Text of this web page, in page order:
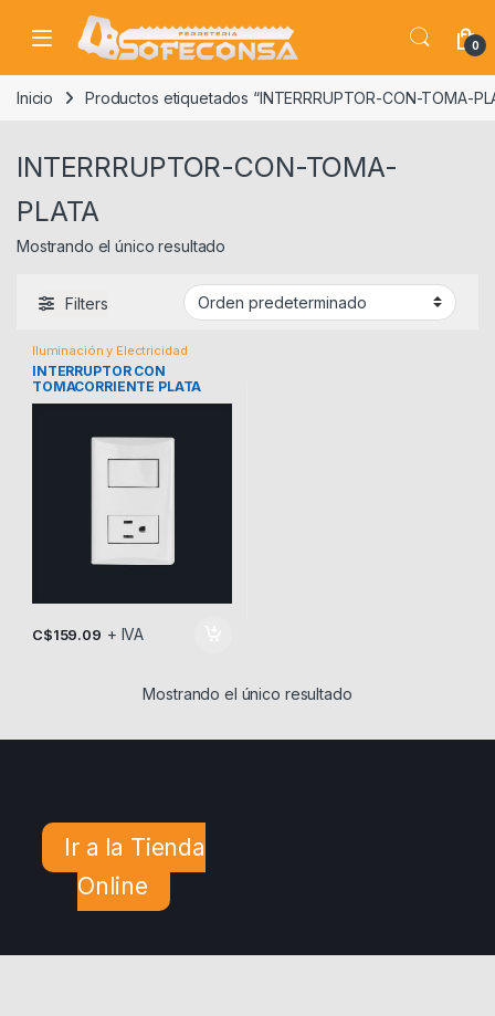
Skip to navigation
Skip to content
0
Inicio Productos etiquetados “INTERRRUPTOR-CON-TOMA-
INTERRRUPTOR-CON-TOMA-
PLATA
Mostrando el único resultado
Filters
Iluminación y Electricidad
INTERRUPTOR CON
TOMACORRIENTE PLATA
EAGLE
C$159.09 + IVA
Mostrando el único resultado
Ir a la Tienda
Online